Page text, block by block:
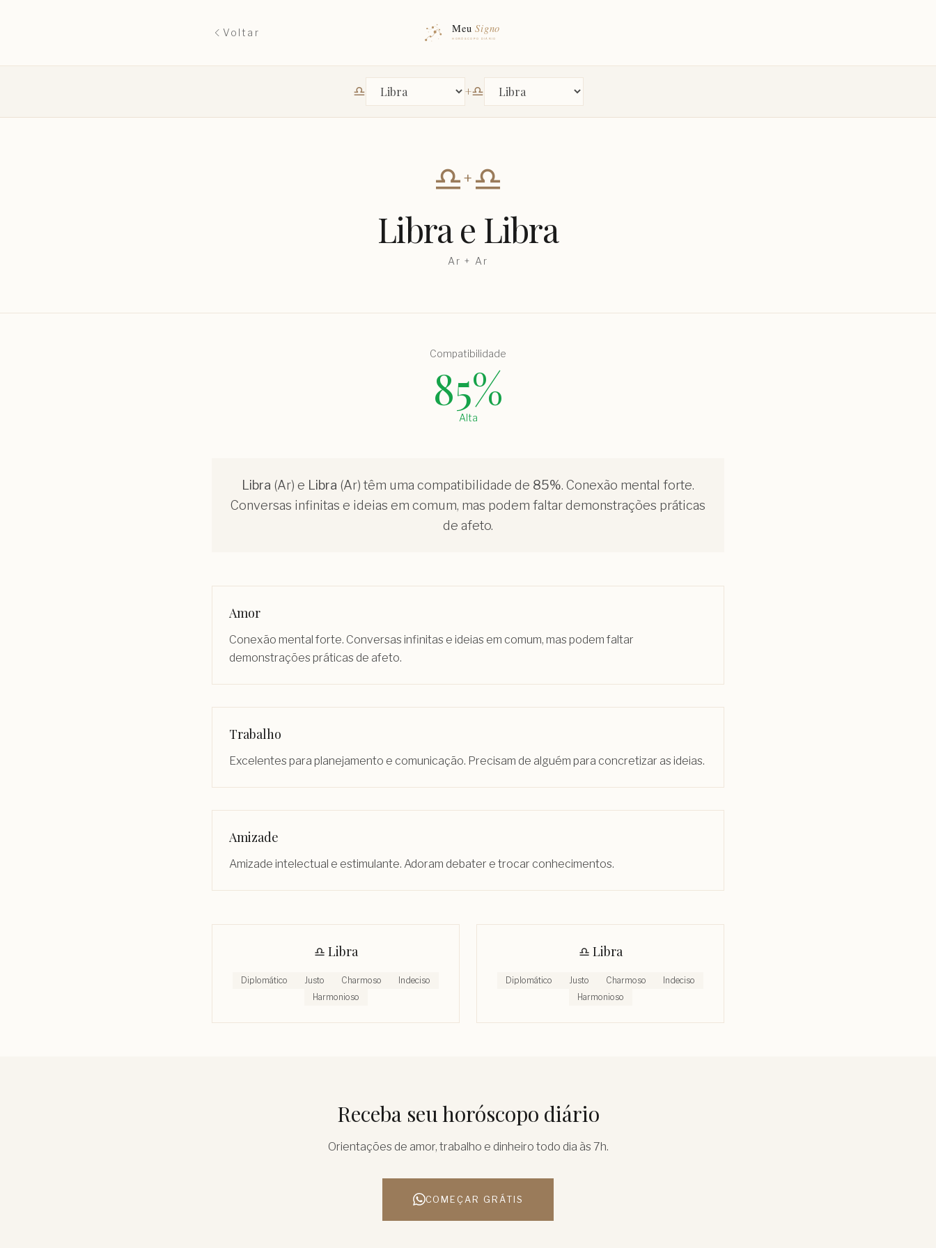
Voltar
Primeiro signo
♎︎ +
Segundo signo
♎︎
♎︎+ ♎︎
Librae Libra
Ar + Ar
Compatibilidade
85%
Alta
Libra (Ar) e Libra (Ar) têm uma compatibilidade de 85%. Conexão mental forte.
Conversas infinitas e ideias em comum, mas podem faltar demonstrações práticas
de afeto.
Amor
Conexão mental forte. Conversas infinitas e ideias em comum, mas podem faltar
demonstrações práticas de afeto.
Trabalho
Excelentes para planejamento e comunicação. Precisam de alguém para concretizar as ideias.
Amizade
Amizade intelectual e estimulante. Adoram debater e trocar conhecimentos.
♎︎ Libra
Diplomático Justo Charmoso
Indeciso
Harmonioso
♎︎ Libra
Diplomático Justo Charmoso
Indeciso
Harmonioso
Receba seu horóscopo diário
Orientações de amor, trabalho e dinheiro todo dia às 7h.
COMEÇAR GRÁTIS